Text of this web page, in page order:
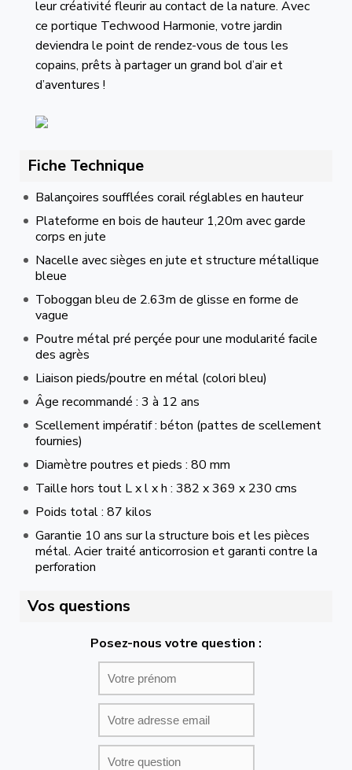
leur créativité fleurir au contact de la nature. Avec
ce portique Techwood Harmonie, votre jardin
deviendra le point de rendez-vous de tous les
copains, prêts à partager un grand bol d’air et
d’aventures !
Fiche Technique
Balançoires soufflées corail réglables en hauteur
Plateforme en bois de hauteur 1,20m avec garde
corps en jute
Nacelle avec sièges en jute et structure métallique
bleue
Toboggan bleu de 2.63m de glisse en forme de
vague
Poutre métal pré perçée pour une modularité facile
des agrès
Liaison pieds/poutre en métal (colori bleu)
Âge recommandé : 3 à 12 ans
Scellement impératif : béton (pattes de scellement
fournies)
Diamètre poutres et pieds : 80 mm
Taille hors tout L x l x h : 382 x 369 x 230 cms
Poids total : 87 kilos
Garantie 10 ans sur la structure bois et les pièces
métal. Acier traité anticorrosion et garanti contre la
perforation
Vos questions
Posez-nous votre question :